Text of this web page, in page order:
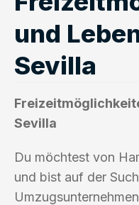
und
Sevilla
Sevilla
Du möchtest von
und bist auf der